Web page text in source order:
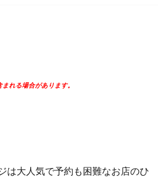
れる場合があります。
は大人気で予約も困難なお店のひ